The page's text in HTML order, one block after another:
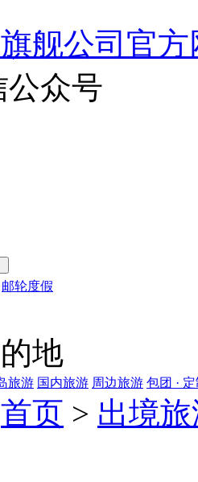
舰公司官方
公众号
邮轮度假
地
旅游 国内旅游 周边旅游 包团 ·
首页 > 出境